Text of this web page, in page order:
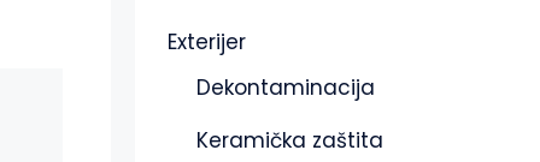
Exterijer
Dekontaminacija
Keramička zaštita